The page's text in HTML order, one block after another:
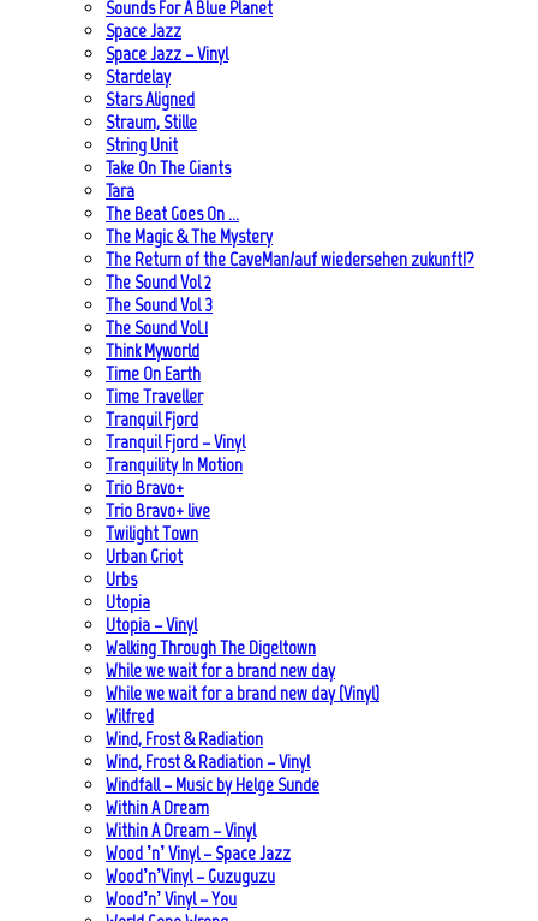
Sounds For A Blue Planet
Space Jazz
Space Jazz – Vinyl
Stardelay
Stars Aligned
Straum, Stille
String Unit
Take On The Giants
Tara
The Beat Goes On …
The Magic & The Mystery
The Return of the CaveMan/auf wiedersehen zukunft!?
The Sound Vol 2
The Sound Vol 3
The Sound Vol.1
Think Myworld
Time On Earth
Time Traveller
Tranquil Fjord
Tranquil Fjord – Vinyl
Tranquility In Motion
Trio Bravo+
Trio Bravo+ live
Twilight Town
Urban Griot
Urbs
Utopia
Utopia – Vinyl
Walking Through The Digeltown
While we wait for a brand new day
While we wait for a brand new day (Vinyl)
Wilfred
Wind, Frost & Radiation
Wind, Frost & Radiation – Vinyl
Windfall – Music by Helge Sunde
Within A Dream
Within A Dream – Vinyl
Wood ’n’ Vinyl – Space Jazz
Wood’n’Vinyl – Guzuguzu
Wood’n’ Vinyl – You